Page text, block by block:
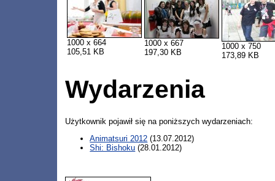
1000 x 664
105,51 KB
1000 x 667
197,30 KB
1000 x 750
173,89 KB
Wydarzenia
Użytkownik pojawił się na poniższych wydarzeniach:
Animatsuri 2012 (13.07.2012)
Shi: Bishoku (28.01.2012)